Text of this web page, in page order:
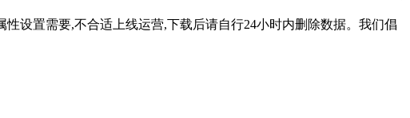
设置需要,不合适上线运营,下载后请自行24小时内删除数据。我们倡